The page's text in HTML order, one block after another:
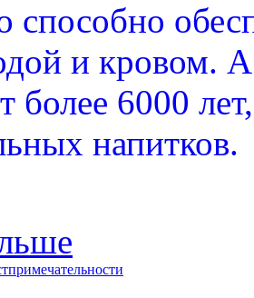
способно
и кровом. А
более 6000
напитков.